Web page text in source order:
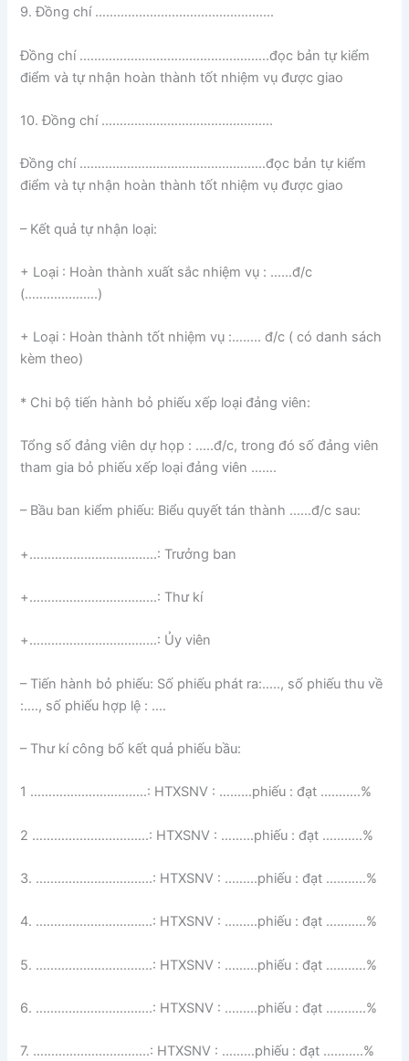
9. Đồng chí ………………………………………….
Đồng chí …………………………………………….đọc bản tự kiểm
điểm và tự nhận hoàn thành tốt nhiệm vụ được giao
10. Đồng chí ………………………………………..
Đồng chí ……………………………………………đọc bản tự kiểm
điểm và tự nhận hoàn thành tốt nhiệm vụ được giao
– Kết quả tự nhận loại:
+ Loại : Hoàn thành xuất sắc nhiệm vụ : ……đ/c
(………………..)
+ Loại : Hoàn thành tốt nhiệm vụ :…….. đ/c ( có danh sách
kèm theo)
* Chi bộ tiến hành bỏ phiếu xếp loại đảng viên:
Tổng số đảng viên dự họp : …..đ/c, trong đó số đảng viên
tham gia bỏ phiếu xếp loại đảng viên …….
– Bầu ban kiểm phiếu: Biểu quyết tán thành ……đ/c sau:
+……………………………..: Trưởng ban
+……………………………..: Thư kí
+……………………………..: Ủy viên
– Tiến hành bỏ phiếu: Số phiếu phát ra:….., số phiếu thu về
:…., số phiếu hợp lệ : ….
– Thư kí công bố kết quả phiếu bầu:
1 …………………………..: HTXSNV : ………phiếu : đạt ………..%
2 …………………………..: HTXSNV : ………phiếu : đạt ………..%
3. …………………………..: HTXSNV : ………phiếu : đạt ………..%
4. …………………………..: HTXSNV : ………phiếu : đạt ………..%
5. …………………………..: HTXSNV : ………phiếu : đạt ………..%
6. …………………………..: HTXSNV : ………phiếu : đạt ………..%
7. …………………………..: HTXSNV : ………phiếu : đạt ………..%